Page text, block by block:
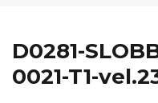
D0281-
0021-T1-